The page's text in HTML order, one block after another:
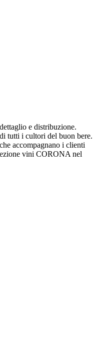
e distribuzione.
tutti i cultori del buon bere.
accompagnano i clienti
vini CORONA nel